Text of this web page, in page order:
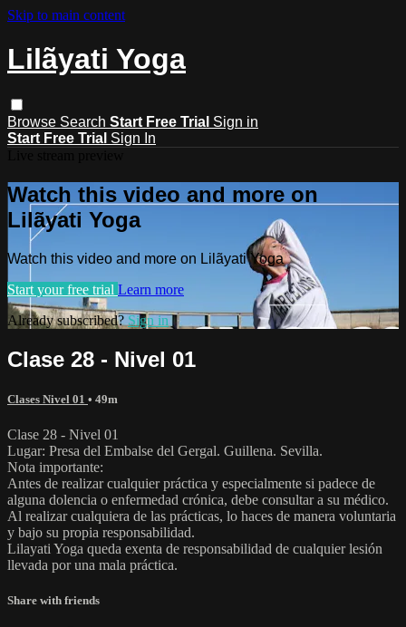
Skip to main content
Lilãyati Yoga
Browse Search Start Free Trial Sign in
Start Free Trial Sign In
Watch this video and more on
Lilãyati Yoga
Watch this video and more on Lilãyati Yoga
Start your free trial Learn more
Already subscribed? Sign in
Clase 28 - Nivel 01
Clases Nivel 01 • 49m
Clase 28 - Nivel 01
Lugar: Presa del Embalse del Gergal. Guillena. Sevilla.
Nota importante:
Antes de realizar cualquier práctica y especialmente si padece de
alguna dolencia o enfermedad crónica, debe consultar a su médico.
Al realizar cualquiera de las prácticas, lo haces de manera voluntaria
y bajo su propia responsabilidad.
Lilayati Yoga queda exenta de responsabilidad de cualquier lesión
llevada por una mala práctica.
Share with friends